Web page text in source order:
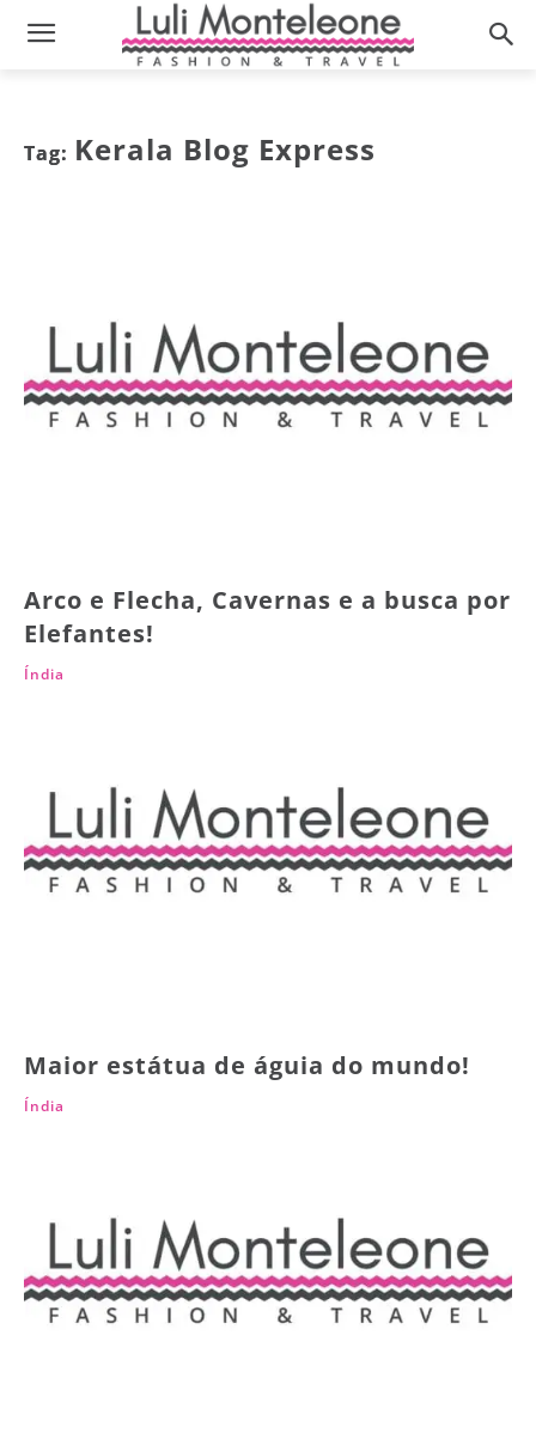
Tag: Kerala Blog Express
Arco e Flecha, Cavernas e a busca por
Elefantes!
Índia
Maior estátua de águia do mundo!
Índia